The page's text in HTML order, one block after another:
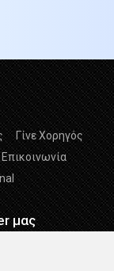
Γίνε Χορηγός
Επικοινωνία
μας